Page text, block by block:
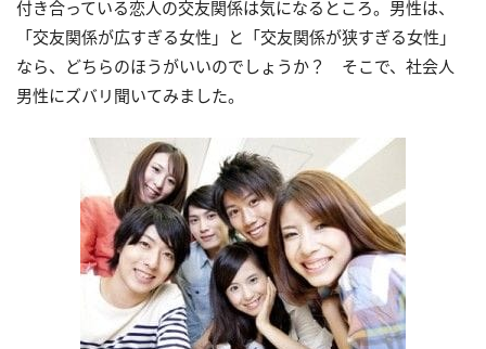
付き合っている恋人の交友関係は気になるところ。男性は、
「交友関係が広すぎる女性」と「交友関係が狭すぎる女性」
なら、どちらのほうがいいのでしょうか？ そこで、社会人
男性にズバリ聞いてみました。